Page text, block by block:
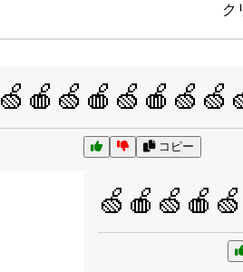
ク
コピー